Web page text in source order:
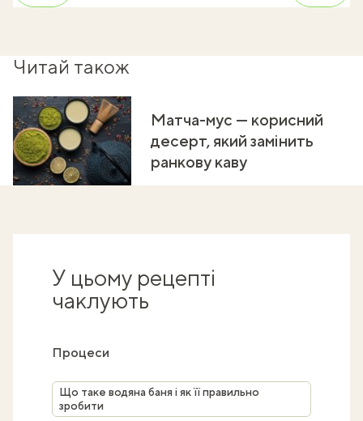
Читай також
Матча-мус — корисний
десерт, який замінить
ранкову каву
У цьому рецепті
чаклують
Процеси
Що таке водяна баня і як її правильно
зробити